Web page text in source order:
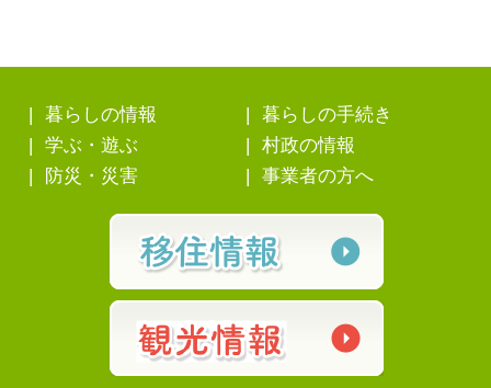
暮らしの情報
暮らしの手続き
学ぶ・遊ぶ
村政の情報
防災・災害
事業者の方へ